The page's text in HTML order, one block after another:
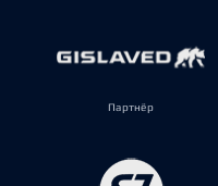
Партнёр